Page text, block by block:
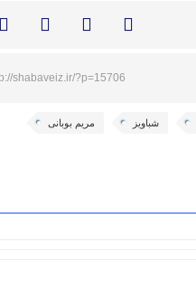
shabaveiz.ir/?p=15706
شباویز مریم بوبانی